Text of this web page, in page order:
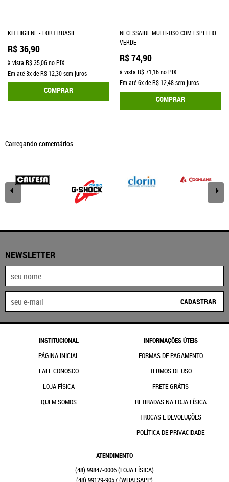
KIT HIGIENE - FORT BRASIL
R$ 36,90
à vista R$ 35,06no PIX
Em até3xdeR$ 12,30sem juros
COMPRAR
NECESSAIRE MULTI-USO COM ESPELHO
VERDE
R$ 74,90
à vista R$ 71,16no PIX
Em até6xdeR$ 12,48sem juros
COMPRAR
Carregando comentários ...
NEWSLETTER
CADASTRAR
INSTITUCIONAL
PÁGINA INICIAL
FALE CONOSCO
LOJA FÍSICA
QUEM SOMOS
INFORMAÇÕES ÚTEIS
FORMAS DE PAGAMENTO
TERMOS DE USO
FRETE GRÁTIS
RETIRADAS NA LOJA FÍSICA
TROCAS E DEVOLUÇÕES
POLÍTICA DE PRIVACIDADE
ATENDIMENTO
(48) 99847-0006
(48) 99129-9057(WHATSAPP)